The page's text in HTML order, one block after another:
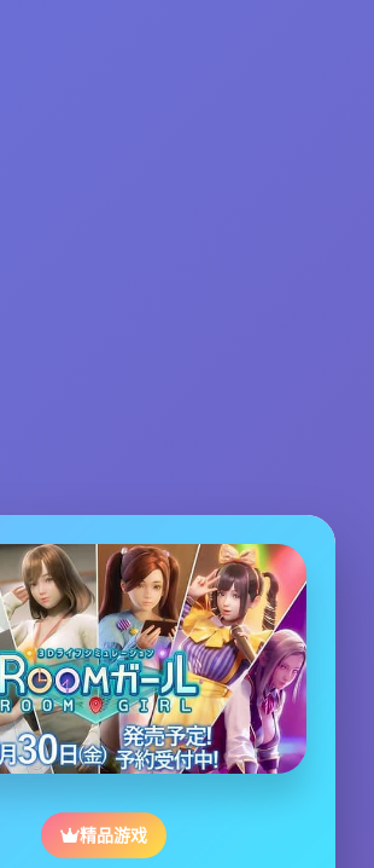
精品游戏